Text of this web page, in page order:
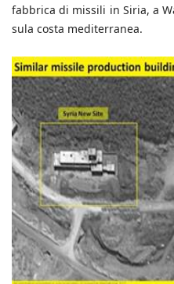
fabbrica di missili in Siria, a
sula costa mediterranea.